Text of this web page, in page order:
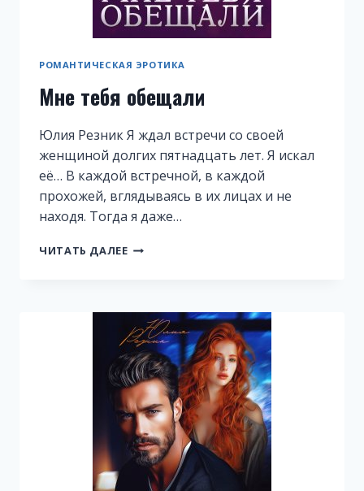
РОМАНТИЧЕСКАЯ ЭРОТИКА
Мне тебя обещали
Юлия Резник Я ждал встречи со своей
женщиной долгих пятнадцать лет. Я искал
её… В каждой встречной, в каждой
прохожей, вглядываясь в их лицах и не
находя. Тогда я даже…
ЧИТАТЬ ДАЛЕЕ МНЕ